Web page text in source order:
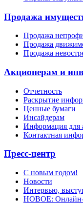
Продажа
Продажа
Продажа
Продажа
Акционерам и
Отчетность
Раскрытие
Ценные бумаги
Инсайдерам
Информация для
Контактная
Пресс-центр
С новым годом!
Новости
Интервью,
НОВОЕ: Онлайн-